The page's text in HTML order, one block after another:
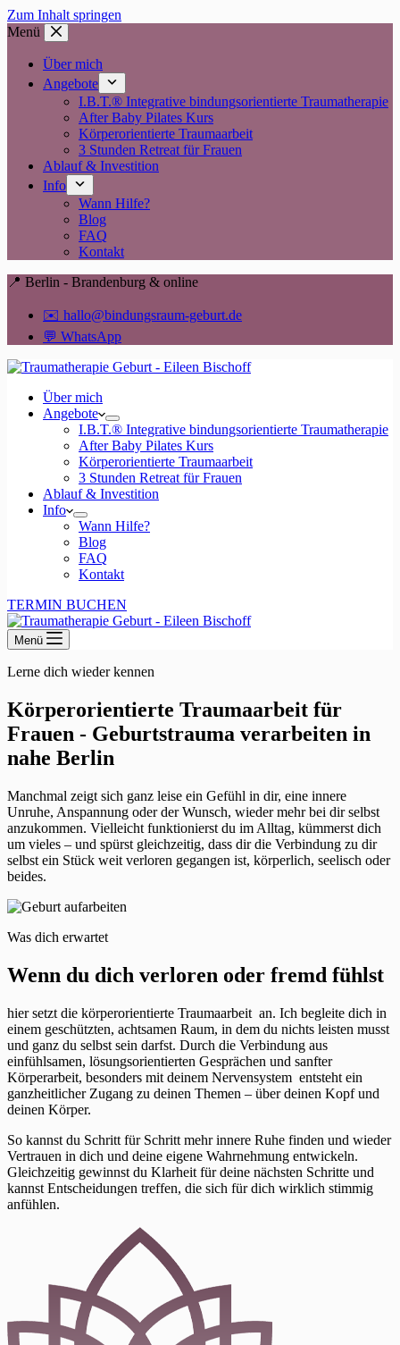
Zum Inhalt springen
Menü
Über mich
Angebote
I.B.T.® Integrative bindungsorientierte Traumatherapie
After Baby Pilates Kurs
Körperorientierte Traumaarbeit
3 Stunden Retreat für Frauen
Ablauf & Investition
Info
Wann Hilfe?
Blog
FAQ
Kontakt
📍 Berlin - Brandenburg & online
✉️ hallo@bindungsraum-geburt.de
💬 WhatsApp
Über mich
Angebote
I.B.T.® Integrative bindungsorientierte Traumatherapie
After Baby Pilates Kurs
Körperorientierte Traumaarbeit
3 Stunden Retreat für Frauen
Ablauf & Investition
Info
Wann Hilfe?
Blog
FAQ
Kontakt
TERMIN BUCHEN
Menü
Lerne dich wieder kennen
Körperorientierte Traumaarbeit für
Frauen - Geburtstrauma verarbeiten in
nahe Berlin
Manchmal zeigt sich ganz leise ein Gefühl in dir, eine innere
Unruhe, Anspannung oder der Wunsch, wieder mehr bei dir selbst
anzukommen. Vielleicht funktionierst du im Alltag, kümmerst dich
um vieles – und spürst gleichzeitig, dass dir die Verbindung zu dir
selbst ein Stück weit verloren gegangen ist, körperlich, seelisch oder
beides.
Was dich erwartet
Wenn du dich verloren oder fremd fühlst
hier setzt die körperorientierte Traumaarbeit an. Ich begleite dich in
einem geschützten, achtsamen Raum, in dem du nichts leisten musst
und ganz du selbst sein darfst. Durch die Verbindung aus
einfühlsamen, lösungsorientierten Gesprächen und sanfter
Körperarbeit, besonders mit deinem Nervensystem entsteht ein
ganzheitlicher Zugang zu deinen Themen – über deinen Kopf und
deinen Körper.
So kannst du Schritt für Schritt mehr innere Ruhe finden und wieder
Vertrauen in dich und deine eigene Wahrnehmung entwickeln.
Gleichzeitig gewinnst du Klarheit für deine nächsten Schritte und
kannst Entscheidungen treffen, die sich für dich wirklich stimmig
anfühlen.